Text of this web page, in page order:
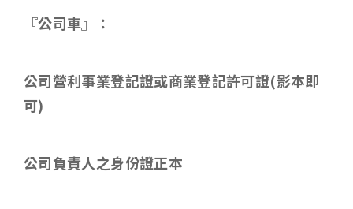
『公司車』：
公司營利事業登記證或商業登記許可證(影本即
可)
公司負責人之身份證正本